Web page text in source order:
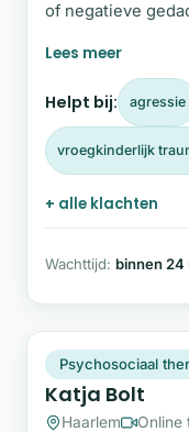
of negatieve
therapie helpt om
van deze
doorbreken. Als
mensen die meer
zelfvertrouwen
Helpt bij: agressie
vroegkinderlijk
+ alle klachten
Wachttijd: binnen 24
Plek beschikbaar
Psychosociaal
Katja Bolt
Haarlem Online